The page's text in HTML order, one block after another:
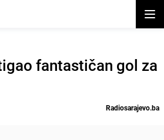
fantastičan gol za
Radiosarajevo.ba